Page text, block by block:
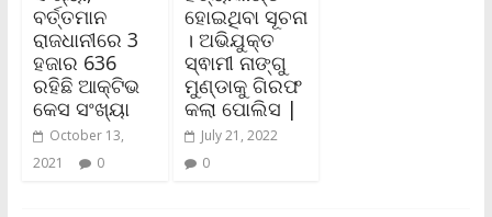
ବର୍ତ୍ତମାନ
ରାଜଧାନୀରେ 3
ହଜାର 636
ରହିଛି ଆକ୍ଟିଭ
କେସ ସଂଖ୍ୟା
October 13,
2021
0
ହୋଇଥିବା ସୂଚନା
। ଅଭିଯୁକ୍ତ
ସ୍ଵାମୀ ନାଙ୍ଗୁ
ମୁଣ୍ଡାକୁ ଗିରଫ
କଲା ପୋଲିସ |
July 21, 2022
0